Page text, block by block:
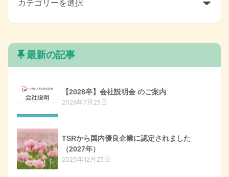
最新の記事
【2028卒】会社説明会 のご案内
2026年7月23日
TSRから国内優良企業に認定されました
（2027年）
2025年12月23日